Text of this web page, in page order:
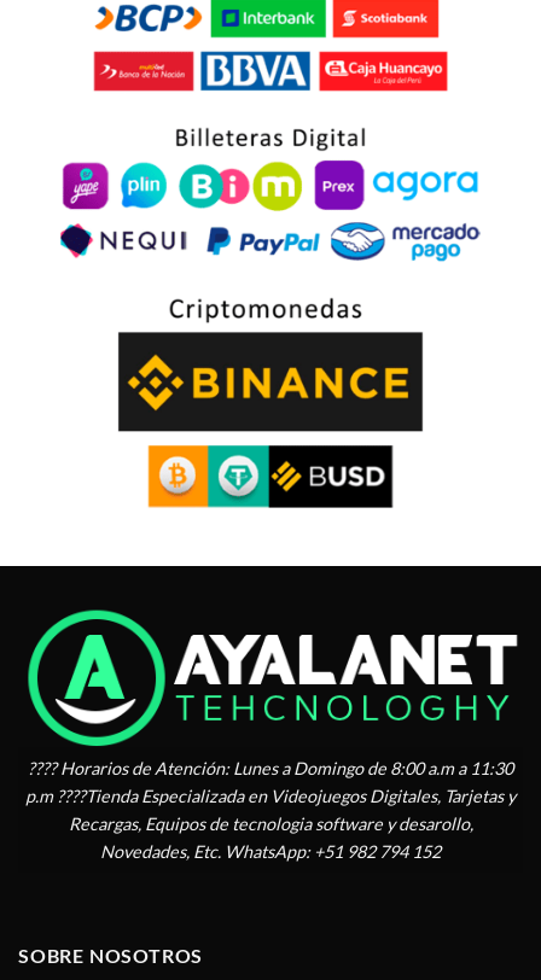
???? Horarios de Atención: Lunes a Domingo de 8:00 a.m a 11:30
p.m ????Tienda Especializada en Videojuegos Digitales, Tarjetas y
Recargas, Equipos de tecnologia software y desarollo,
Novedades, Etc. WhatsApp: +51 982 794 152
SOBRE NOSOTROS